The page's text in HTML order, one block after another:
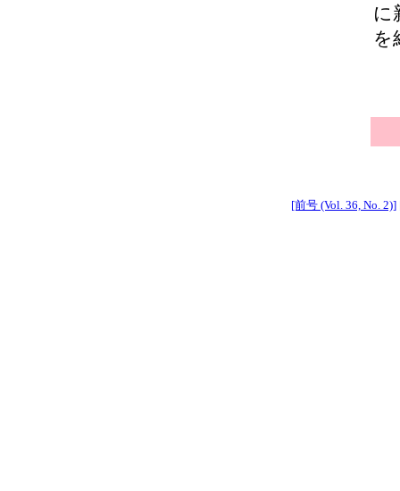
に
を
[前号 (Vol. 36, No. 2)]